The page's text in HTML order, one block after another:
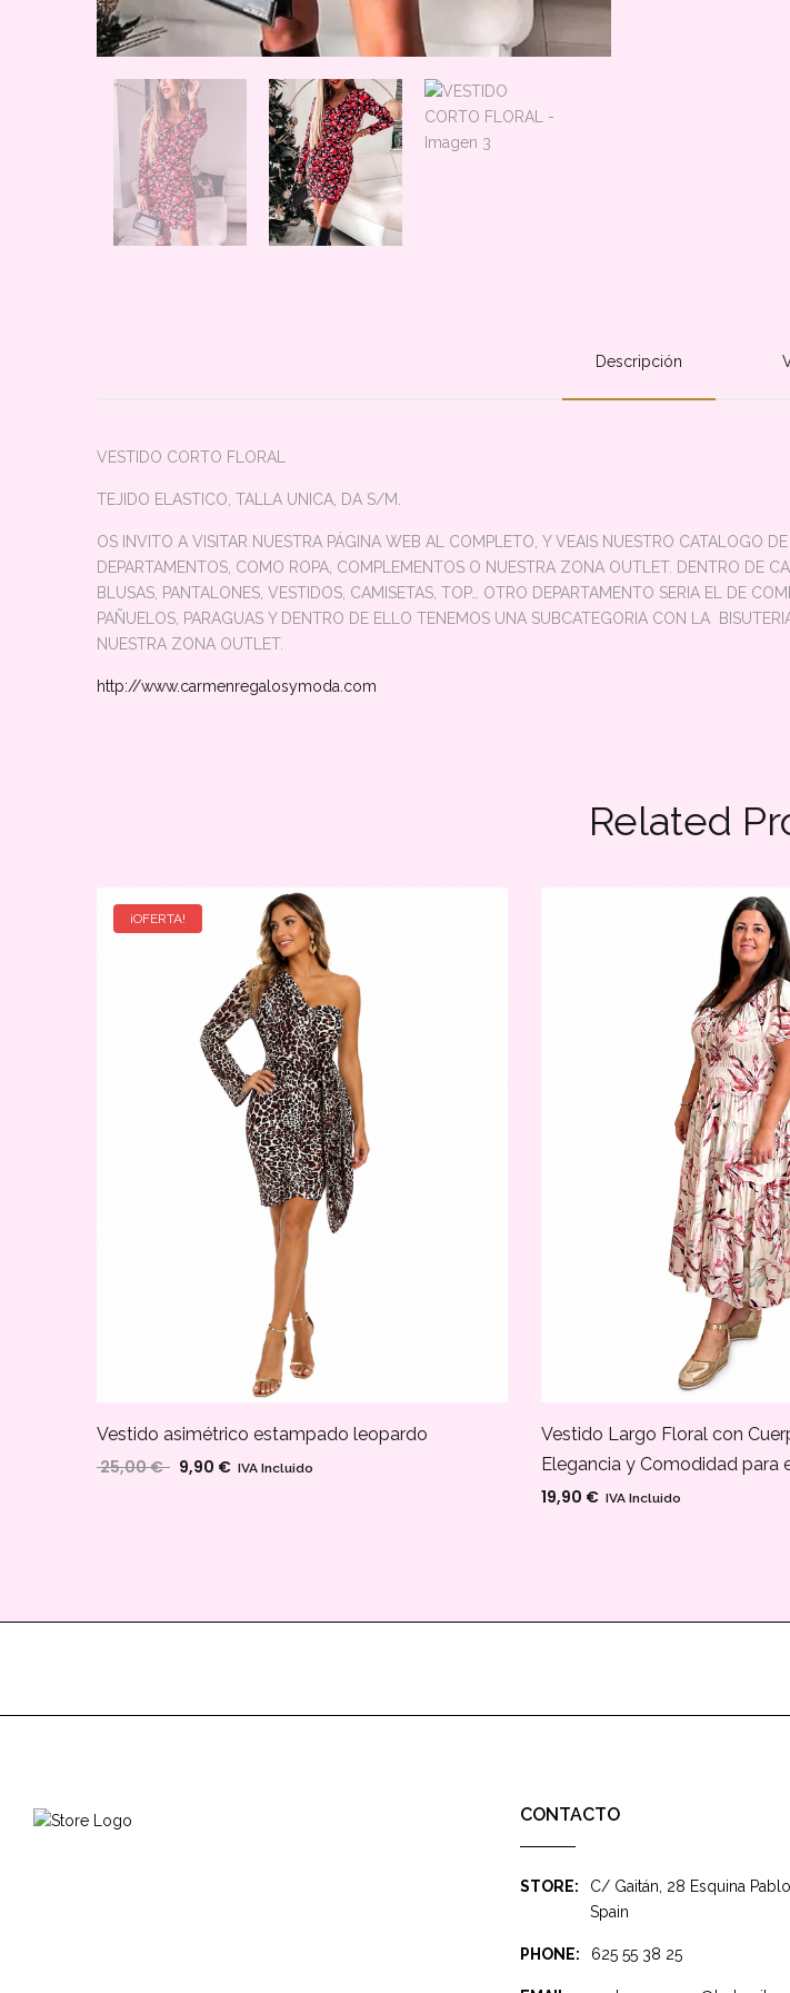
Descripción
VESTIDO CORTO FLORAL
TEJIDO ELASTICO, TALLA UNICA, DA S/M.
OS INVITO A VISITAR NUESTRA PÁGINA WEB AL COMPLETO, Y VEAIS NUESTRO CATALOGO
DEPARTAMENTOS, COMO ROPA, COMPLEMENTOS O NUESTRA ZONA OUTLET. DENTRO DE
BLUSAS, PANTALONES, VESTIDOS, CAMISETAS, TOP… OTRO DEPARTAMENTO SERIA EL DE
PAÑUELOS, PARAGUAS Y DENTRO DE ELLO TENEMOS UNA SUBCATEGORIA CON LA
NUESTRA ZONA OUTLET.
http://www.carmenregalosymoda.com
Related
¡OFERTA!
Vestido asimétrico estampado leopardo
25,00€ El precio original era: 25,00 €.
9,90 € El precio actual es: 9,90 €.
IVA Incluido
Vestido Largo Floral con
Elegancia y Comodidad para
19,90 € IVA Incluido
CONTACTO
STORE:
C/ Gaitán, 28 Esquina
Spain
PHONE: 625 55 38 25